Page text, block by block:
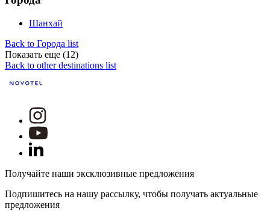
Шанхай
Back to Города list
Показать еще (12)
Back to other destinations list
Получайте наши эксклюзивные предложения
Подпишитесь на нашу рассылку, чтобы получать актуальные
предложения